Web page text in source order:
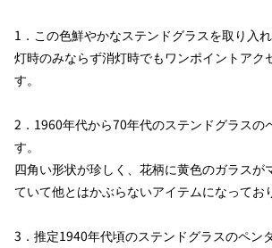
1．この色鮮やかなステンドグラスを取り入
灯時のみならず消灯時でもワンポイントアク
す。
2．1960年代から70年代のステンドグラスの
す。
四角い形状が珍しく、花柄に黄色のガラスが
ていて他とはかぶらないアイテムになってお
3．推定1940年代頃のステンドグラスのペン